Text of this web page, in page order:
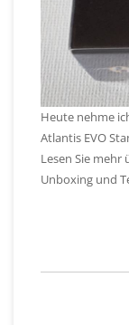
Heute nehme
Atlantis EVO
Lesen Sie mehr
Unboxing und